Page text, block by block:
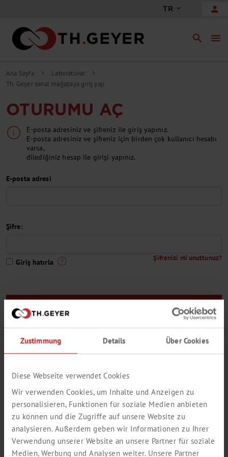
Zustimmung Details Über Cookies
Diese Webseite verwendet Cookies
Wir verwenden Cookies, um Inhalte und Anzeigen zu
personalisieren, Funktionen für soziale Medien anbieten
zu können und die Zugriffe auf unsere Website zu
analysieren. Außerdem geben wir Informationen zu Ihrer
Verwendung unserer Website an unsere Partner für soziale
Medien, Werbung und Analysen weiter. Unsere Partner
TR person
search menu
Ana Sayfa chevron_right Laboratuvar chevron_right
Th. Geyer sanal mağazaya giriş yap
OTURUMU AÇ
E-posta adresiniz ve şifreniz ile giriş yapınız.
E-posta adresiniz ve şifreniz için birden çok kullanıcı hesabı
varsa,
dilediğiniz hesap ile girişi yapınız.
E-posta adresi
Şifre:
Giriş hatırla Şifrenizi mi unuttunuz?
Henüz Th. Geyer müşterisi değil misiniz veya sanal mağazaya giriş
yapamıyor musunuz?
Burdan üye olabilirsiniz.